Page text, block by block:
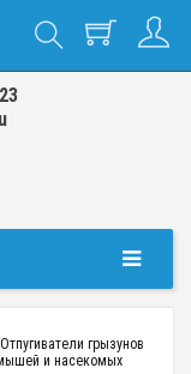
Отпугиватели грызунов
мышей и насекомых